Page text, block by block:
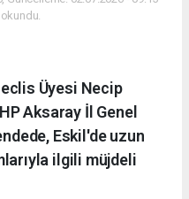
Üyesi Necip
Aksaray İl Genel
Eskil'de uzun
ilgili müjdeli